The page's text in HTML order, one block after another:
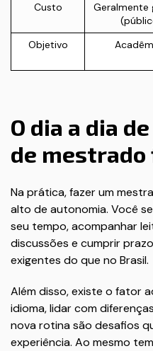
Custo
Geralmente
Objetivo
O dia a dia
de mestrado
Na prática, fazer um
alto de autonomia. Você
seu tempo, acompanhar
discussões e cumprir
exigentes do que no Brasil.
Além disso, existe o fator
idioma, lidar com
nova rotina são desafios
experiência. Ao mesmo